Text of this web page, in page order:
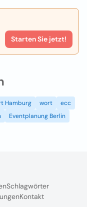
Starten Sie jetzt!
Hamburg wort
ecc
Eventplanung Berlin
Schlagwörter
Kontakt